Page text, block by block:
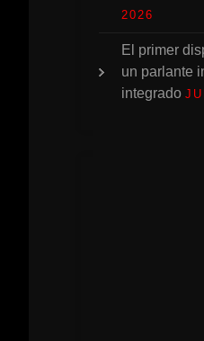
2026
El primer
un parlante
integrado